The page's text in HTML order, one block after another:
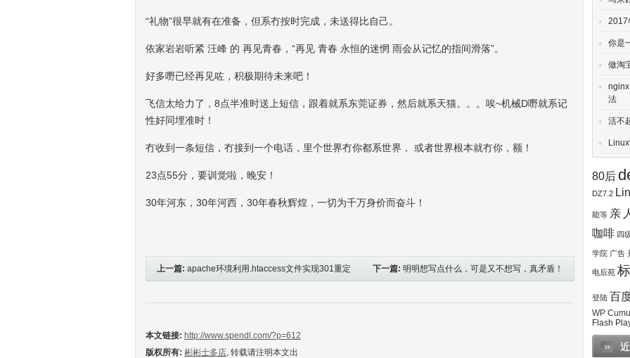
“礼物”很早就有在准备，但系冇按时完成，未送得比自己。
依家岩岩听紧 汪峰 的 再见青春，“再见 青春 永恒的迷惘 雨会从记忆的指间滑落”。
好多嘢已经再见咗，积极期待未来吧！
飞信太给力了，8点半准时送上短信，跟着就系东莞证券，然后就系天猫。。。唉~机械D嘢就系记
性好同埋准时！
冇收到一条短信，冇接到一个电话，里个世界冇你都系世界， 或者世界根本就冇你，额！
23点55分，要训觉啦，晚安！
30年河东，30年河西，30年春秋辉煌，一切为千万身价而奋斗！
上一篇: apache环境利用.htaccess文件实现301重定 下一篇: 明明想写点什么，可是又不想写，真矛盾！
本文链接: http://www.spendl.com/?p=612
版权所有: 彬彬士多店, 转载请注明本文出
2017
你是
做淘
法
活不
80后
DZ7.2
能等 亲
咖啡 四
学院 广告
电后苑
登陆 百
WP
Flash